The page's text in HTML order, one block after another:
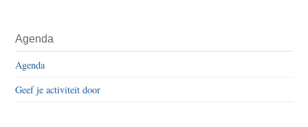
Agenda
Agenda
Geef je activiteit door